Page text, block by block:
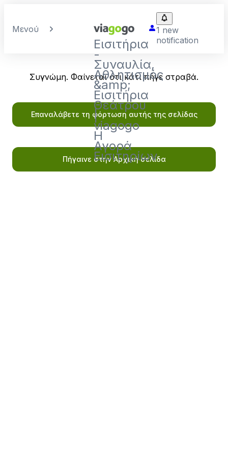
Μενού
Εισιτήρια
-
Συναυλία,
Αθλητισμός
&amp;
Εισιτήρια
Θεάτρου
|
viagogo
Η
Αγορά
Εισιτηρίων
1 new
notification
Συγνώμη. Φαίνεται ότι κάτι πήγε στραβά.
Επαναλάβετε τη φόρτωση αυτής της σελίδας
Πήγαινε στην Αρχική σελίδα